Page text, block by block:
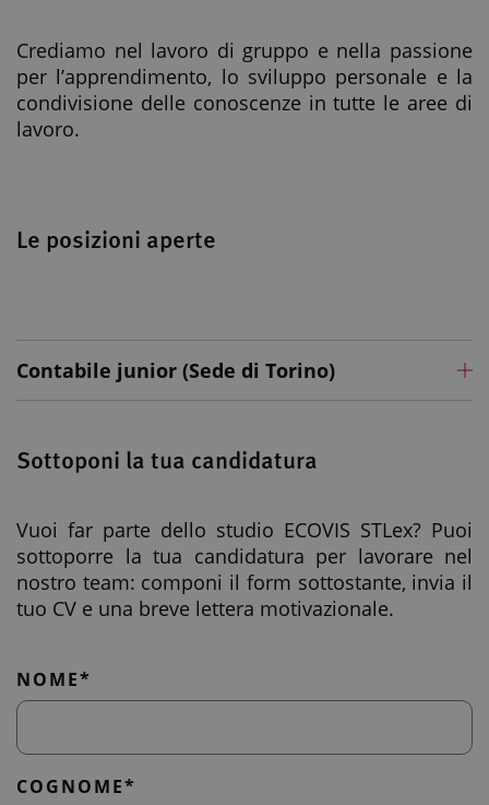
Crediamo nel lavoro di gruppo e nella passione
per l’apprendimento, lo sviluppo personale e la
condivisione delle conoscenze in tutte le aree di
lavoro.
Le posizioni aperte
Contabile junior (Sede di Torino)
team accounting nella sede di Torino.
La nuova risorsa collaborerà con il team contabile e i
operative tra le diverse attività, si occuperà di:
Contabilità ordinarie e semplificate
Rendicontazione periodica
fiscali-tributari (liquidazione IVA, intrastat, CU,
770 etc.)
Redazione delle scritture di rettifica di fine
Sottoponi la tua candidatura
Vuoi far parte dello studio ECOVIS STLex? Puoi
sottoporre la tua candidatura per lavorare nel
nostro team: componi il form sottostante, invia il
tuo CV e una breve lettera motivazionale.
NOME*
COGNOME*